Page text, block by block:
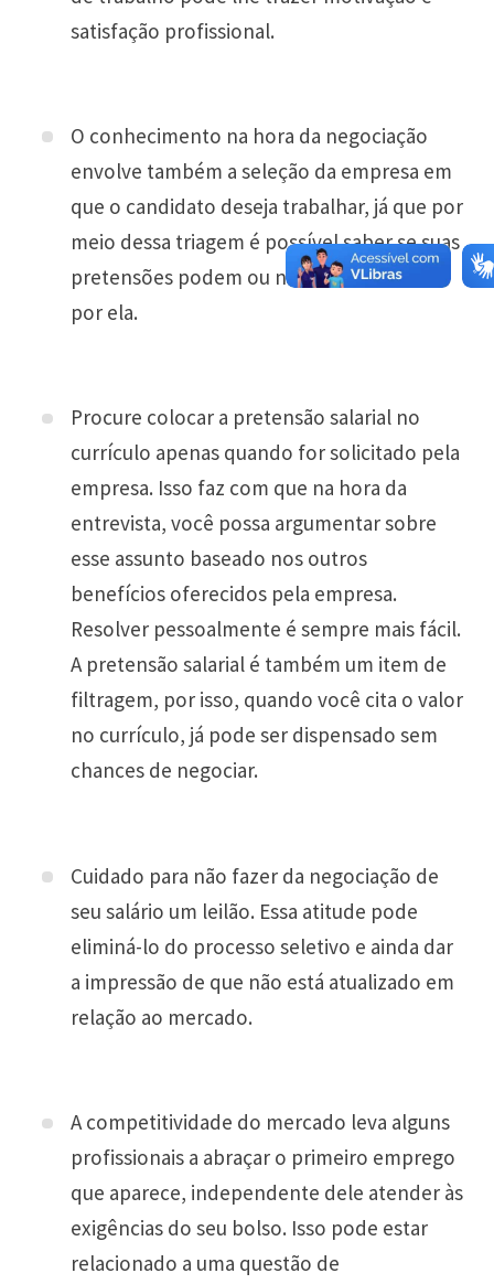
satisfação profissional.
O conhecimento na hora da negociação
envolve também a seleção da empresa em
que o candidato deseja trabalhar, já que por
meio dessa triagem é possível saber se suas
pretensões podem ou não ser satisfeitas
por ela.
Procure colocar a pretensão salarial no
currículo apenas quando for solicitado pela
empresa. Isso faz com que na hora da
entrevista, você possa argumentar sobre
esse assunto baseado nos outros
benefícios oferecidos pela empresa.
Resolver pessoalmente é sempre mais fácil.
A pretensão salarial é também um item de
filtragem, por isso, quando você cita o valor
no currículo, já pode ser dispensado sem
chances de negociar.
Cuidado para não fazer da negociação de
seu salário um leilão. Essa atitude pode
eliminá-lo do processo seletivo e ainda dar
a impressão de que não está atualizado em
relação ao mercado.
A competitividade do mercado leva alguns
profissionais a abraçar o primeiro emprego
que aparece, independente dele atender às
exigências do seu bolso. Isso pode estar
relacionado a uma questão de